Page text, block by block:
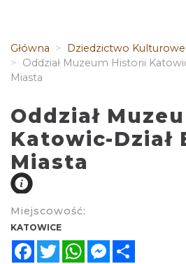
Główna
Dziedzictwo Kulturowe
Oddział Muzeum Historii
Miasta
Oddział
Katowic-Dział
Miasta
Miejscowość:
KATOWICE
FacebookTwitterWhatsAppMessenger